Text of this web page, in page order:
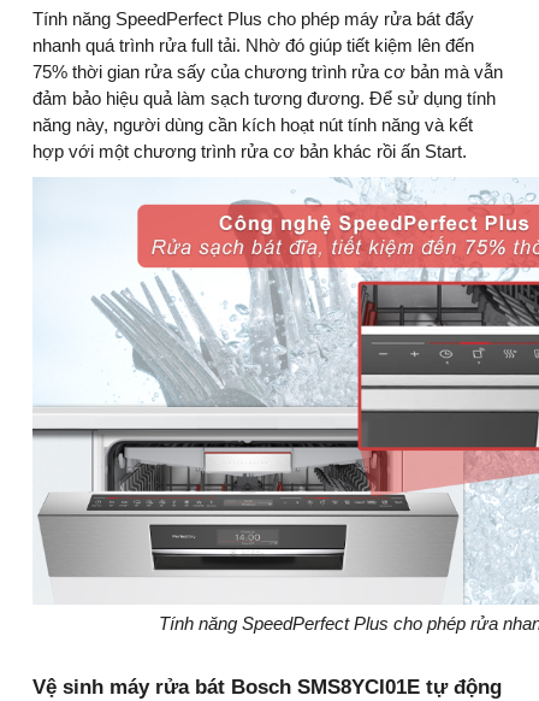
Tính năng SpeedPerfect Plus cho phép máy rửa bát đẩy
nhanh quá trình rửa full tải. Nhờ đó giúp tiết kiệm lên đến
75% thời gian rửa sấy của chương trình rửa cơ bản mà vẫn
đảm bảo hiệu quả làm sạch tương đương. Để sử dụng tính
năng này, người dùng cần kích hoạt nút tính năng và kết
hợp với một chương trình rửa cơ bản khác rồi ấn Start.
Tính năng SpeedPerfect Plus cho phép rửa
Vệ sinh máy rửa bát Bosch SMS8YCI01E tự động